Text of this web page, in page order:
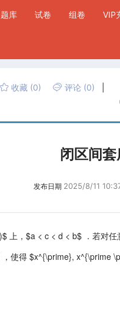
题库 试卷 组卷 VIP
收藏 (0) 评论 (0)
闭区间
发布日期 2025/8/11
上，$a < c < d < b$ ．若对
使得 $x^{\prime}, x^{\prime